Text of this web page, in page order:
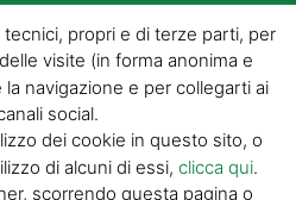
propri e di terze parti, per
visite (in forma anonima e
navigazione e per collegarti ai
social.
dei cookie in questo sito, o
di alcuni di essi, clicca qui.
scorrendo questa pagina o